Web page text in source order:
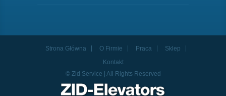
Strona Główna O Firmie Praca
Sklep
Kontakt
© Zid Service | All Rights Reserved